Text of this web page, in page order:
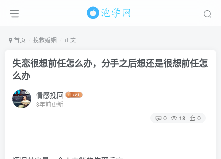
首页 挽救婚姻 正文
失恋很想前任怎么办，分手之后想还是很想前任怎
么办
情感挽回
3年前更新
0 18 0